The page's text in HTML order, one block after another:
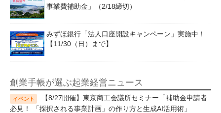
事業費補助金」（2/18締切）
みずほ銀行「法人口座開設キャンペーン」実施中！
【11/30（日）まで】
創業手帳が選ぶ起業経営ニュース
【8/27開催】東京商工会議所セミナー「補助金申請者
必見！ 「採択される事業計画」の作り方と生成AI活用術」